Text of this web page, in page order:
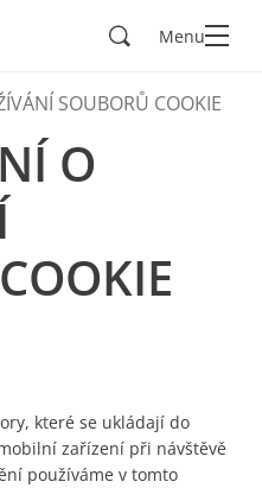
HledadMenu
SOUBORŮ COOKIE
O
které se ukládají do
zařízení při návštěvě
používáme v tomto